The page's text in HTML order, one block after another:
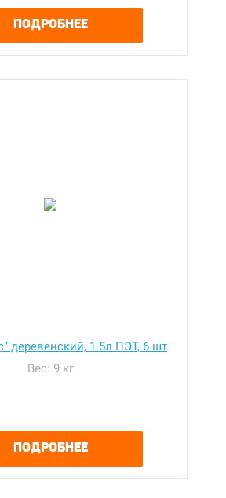
ПОДРОБНЕЕ
деревенский, 1.5л ПЭТ, 6 шт
Вес: 9 кг
ПОДРОБНЕЕ